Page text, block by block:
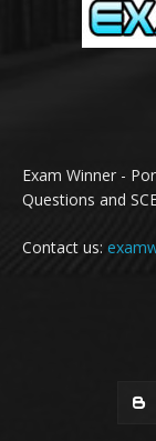
Exam Winner -
Questions and
Contact us: